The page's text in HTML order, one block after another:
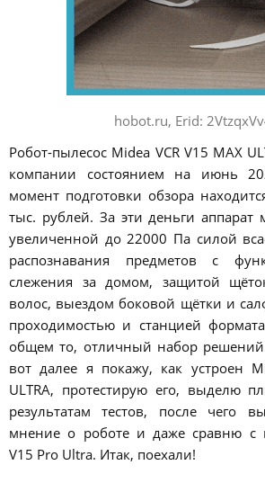
hobot.ru, Erid:
Робот-пылесос Midea VCR V15 MAX
компании состоянием на июнь
момент подготовки обзора
тыс. рублей. За эти деньги аппарат
увеличенной до 22000 Па силой
распознавания предметов с
слежения за домом, защитой
волос, выездом боковой щётки и
проходимостью и станцией
общем то, отличный набор решений
вот далее я покажу, как устроен
ULTRA, протестирую его, выделю
результатам тестов, после чего
мнение о роботе и даже сравню с
V15 Pro Ultra. Итак, поехали!